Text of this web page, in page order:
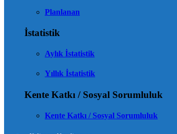
Planlanan
İstatistik
Aylık İstatistik
Yıllık İstatistik
Kente Katkı / Sosyal Sorumluluk
Kente Katkı / Sosyal Sorumluluk